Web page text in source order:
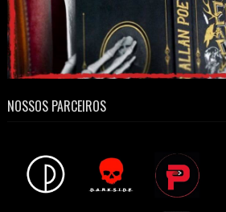
NOSSOS PARCEIROS